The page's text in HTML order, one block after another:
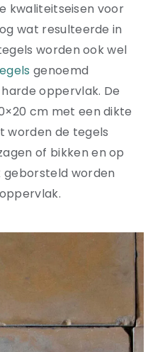
kwaliteitseisen voor
wat resulteerde in
worden ook wel
genoemd
oppervlak. De
cm met een dikte
worden de tegels
of bikken en op
geborsteld worden